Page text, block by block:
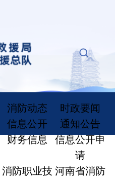
消防动态
时政要闻
信息公开
通知公告
财务信息 信息公开申
请
消防职业技 河南省消防